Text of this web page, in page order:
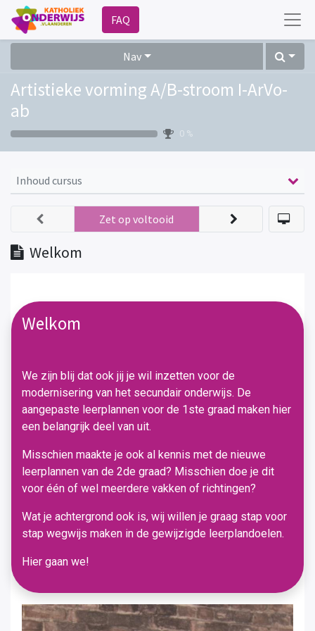
FAQ
Nav
Artistieke vorming A/B-stroom I-ArVo-
ab
0 %
Inhoud cursus
Welkom
Zet op voltooid
Welkom
We zijn blij dat ook jij je wil inzetten voor de
modernisering van het secundair onderwijs. De
aangepaste leerplannen voor de 1ste graad maken hier
een belangrijk deel van uit.
Misschien maakte je ook al kennis met de nieuwe
leerplannen van de 2de graad? Misschien doe je dit
voor één of wel meerdere vakken of richtingen?
Wat je achtergrond ook is, wij willen je graag stap voor
stap wegwijs maken in de gewijzigde leerplandoelen.
Hier gaan we!